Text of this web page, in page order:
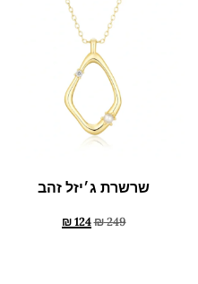
שרשרת ג׳יזל זהב
₪249
₪124